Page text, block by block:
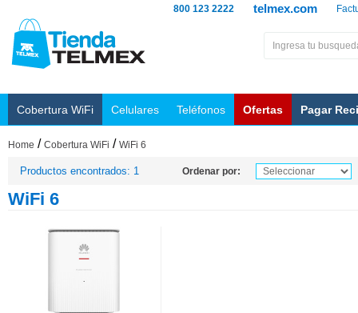
telmex.com
800 123 2222
Cobertura WiFi Celulares Teléfonos Ofertas Pagar
Home / Cobertura WiFi / WiFi 6
Productos encontrados: 1 Ordenar por:
WiFi 6